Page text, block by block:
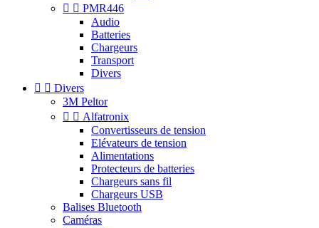
  PMR446
Audio
Batteries
Chargeurs
Transport
Divers
  Divers
3M Peltor
  Alfatronix
Convertisseurs de tension
Elévateurs de tension
Alimentations
Protecteurs de batteries
Chargeurs sans fil
Chargeurs USB
Balises Bluetooth
Caméras